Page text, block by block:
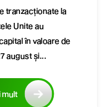
tranzacționate la
Unite au
în valoare de
august și...
mult